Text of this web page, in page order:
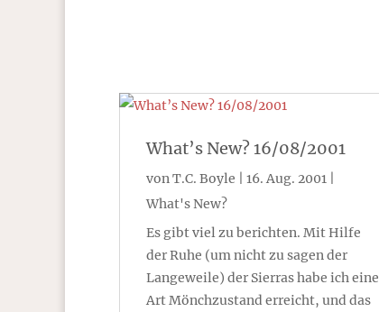
What’s New? 16/08/2001
vonT.C. Boyle 16. Aug. 2001
What's New?
Es gibt viel zu berichten. Mit Hilfe
der Ruhe (um nicht zu sagen der
Langeweile) der Sierras habe ich eine
Art Mönchzustand erreicht, und das